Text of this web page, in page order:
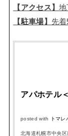
【アクセス】地
【駐車場】 先
アパホテル
posted with トマレ
北海道札幌市中央